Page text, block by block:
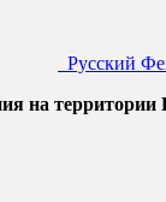
Русский
на территории